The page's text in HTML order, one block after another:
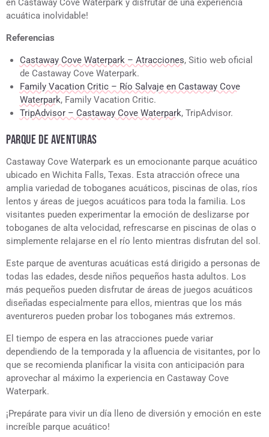
en Castaway Cove Waterpark y disfrutar de una experiencia
acuática inolvidable!
Referencias
Castaway Cove Waterpark – Atracciones, Sitio web oficial
de Castaway Cove Waterpark.
Family Vacation Critic – Río Salvaje en Castaway Cove
Waterpark, Family Vacation Critic.
TripAdvisor – Castaway Cove Waterpark, TripAdvisor.
PARQUE DE AVENTURAS
Castaway Cove Waterpark es un emocionante parque acuático
ubicado en Wichita Falls, Texas. Esta atracción ofrece una
amplia variedad de toboganes acuáticos, piscinas de olas, ríos
lentos y áreas de juegos acuáticos para toda la familia. Los
visitantes pueden experimentar la emoción de deslizarse por
toboganes de alta velocidad, refrescarse en piscinas de olas o
simplemente relajarse en el río lento mientras disfrutan del sol.
Este parque de aventuras acuáticas está dirigido a personas de
todas las edades, desde niños pequeños hasta adultos. Los
más pequeños pueden disfrutar de áreas de juegos acuáticos
diseñadas especialmente para ellos, mientras que los más
aventureros pueden probar los toboganes más extremos.
El tiempo de espera en las atracciones puede variar
dependiendo de la temporada y la afluencia de visitantes, por lo
que se recomienda planificar la visita con anticipación para
aprovechar al máximo la experiencia en Castaway Cove
Waterpark.
¡Prepárate para vivir un día lleno de diversión y emoción en este
increíble parque acuático!